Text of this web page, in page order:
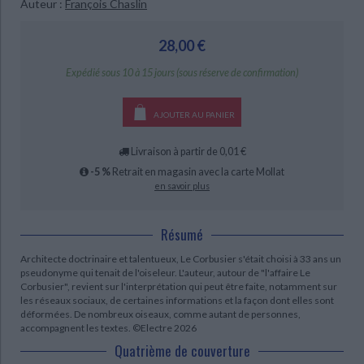
Littérature de voyage Audio - Livres lus
Littérature en version originale
Ecologie - Environnement
Histoire - Généralités Histoire des pays
Histoire ancienne
Culture scientifique
Danse
Auteur : François Chaslin
28,00 €
Expédié sous 10 à 15 jours (sous réserve de confirmation)
AJOUTER AU PANIER
Livraison à partir de 0,01 €
-5 % Retrait en magasin avec la carte Mollat
en savoir plus
Résumé
Architecte doctrinaire et talentueux, Le Corbusier s'était choisi à 33 ans un
pseudonyme qui tenait de l'oiseleur. L'auteur, autour de "l'affaire Le
Corbusier", revient sur l'interprétation qui peut être faite, notamment sur
les réseaux sociaux, de certaines informations et la façon dont elles sont
déformées. De nombreux oiseaux, comme autant de personnes,
accompagnent les textes. ©Electre 2026
Quatrième de couverture